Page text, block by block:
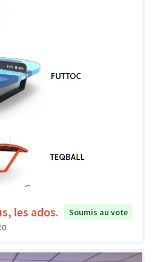
les ados.
Soumis au vote
0